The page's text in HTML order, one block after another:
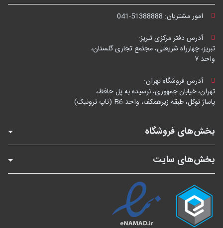
امور مشتریان: 041-51388888
آدرس دفتر مرکزی تبریز:
تبریز، چهارراه شریعتی، مجتمع تجاری گلستان،
واحد ۷
آدرس فروشگاه تهران:
تهران، خیابان جمهوری، نرسیده به پل حافظ،
پاساژ توکل، طبقه زیرهمکف، واحد B6 (تاپ ترونیک)
بخش‌های فروشگاه
بخش‌های سایت